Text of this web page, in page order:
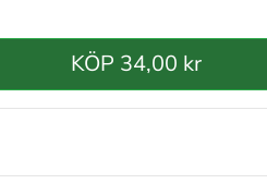
KÖP 34,00 kr